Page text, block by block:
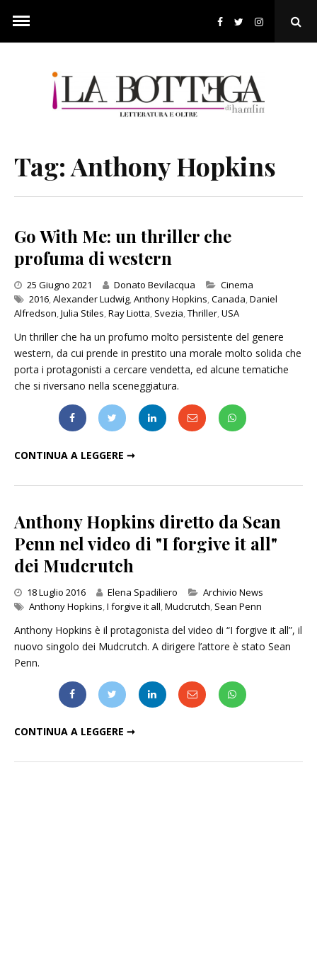
content
Tag:Anthony Hopkins
Go With Me: un thriller che
profuma di western
25 Giugno 2021 Donato Bevilacqua Categories
Cinema
2016,Alexander Ludwig,Anthony Hopkins,Canada,Daniel
Alfredson,Julia Stiles,Ray Liotta, Svezia,Thriller,USA
Un thriller che ha un profumo molto persistente del genere
western, da cui prende in prestito una morale molto solida che
porta i protagonisti a cercare vendetta, ed alcune tematiche
che si riversano nella sceneggiatura.
CONTINUA A LEGGERE ➞
Anthony Hopkins diretto da Sean
Penn nel video di "I forgive it all"
dei Mudcrutch
18 Luglio 2016 Elena Spadiliero Categories
Archivio News
Anthony Hopkins,I forgive it all,Mudcrutch, Sean Penn
Anthony Hopkins è il protagonista del video di “I forgive it all”, il
nuovo singolo dei Mudcrutch. A dirigere l’attore è stato Sean
Penn.
CONTINUA A LEGGERE ➞